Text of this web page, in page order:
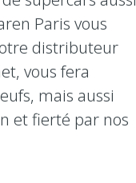
Paris vous
distributeur
vous fera
mais aussi
et fierté par nos